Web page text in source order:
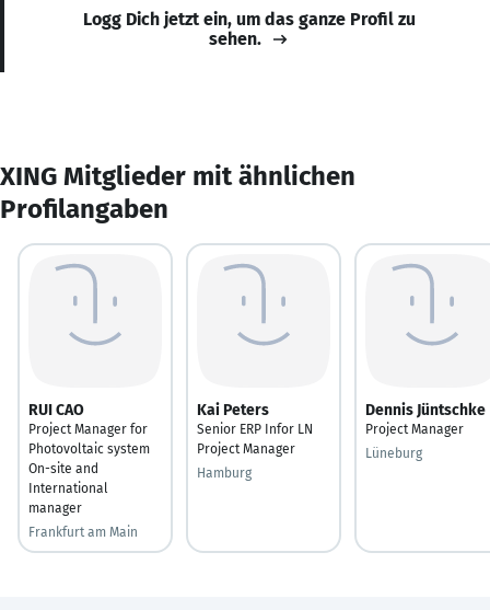
Logg Dich jetzt ein, um das ganze Profil zu
sehen.
XING Mitglieder mit ähnlichen
Profilangaben
RUI CAO
Project Manager for
Photovoltaic system
On-site and
International
manager
Frankfurt am Main
Kai Peters
Senior ERP Infor LN
Project Manager
Hamburg
Dennis Jüntschke
Project Manager
Lüneburg